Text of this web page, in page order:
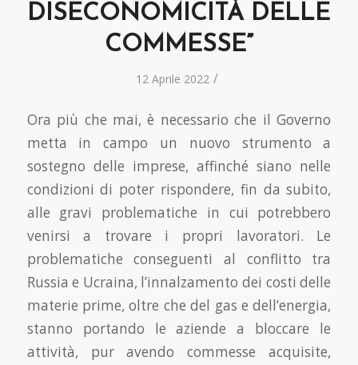
DISECONOMICITÀ DELLE
COMMESSE”
12 Aprile 2022 /
Ora più che mai, è necessario che il Governo
metta in campo un nuovo strumento a
sostegno delle imprese, affinché siano nelle
condizioni di poter rispondere, fin da subito,
alle gravi problematiche in cui potrebbero
venirsi a trovare i propri lavoratori. Le
problematiche conseguenti al conflitto tra
Russia e Ucraina, l’innalzamento dei costi delle
materie prime, oltre che del gas e dell’energia,
stanno portando le aziende a bloccare le
attività, pur avendo commesse acquisite,